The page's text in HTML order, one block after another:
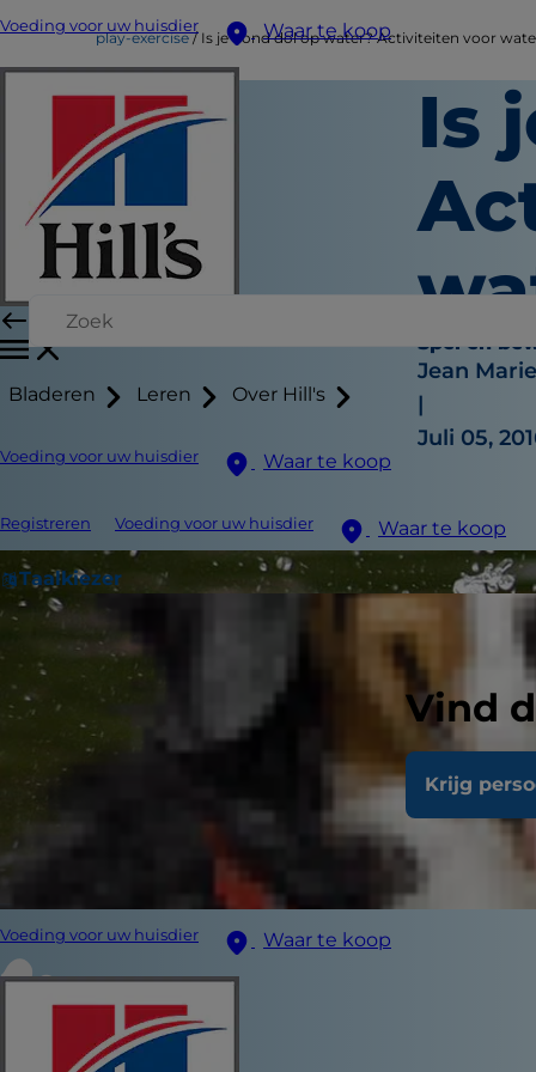
Voeding voor uw huisdier Waar te koop
Bladeren Leren Over Hill's
Voeding voor uw huisdier Waar te koop
Registreren Voeding voor uw huisdier Waar te koop
Taalkiezer
Vind
Krijg
Voeding voor uw huisdier Waar te koop
play-exercise Is je hond dol op water? Activiteiten voor
Is
Spel en
Jean
|
Juli 05,